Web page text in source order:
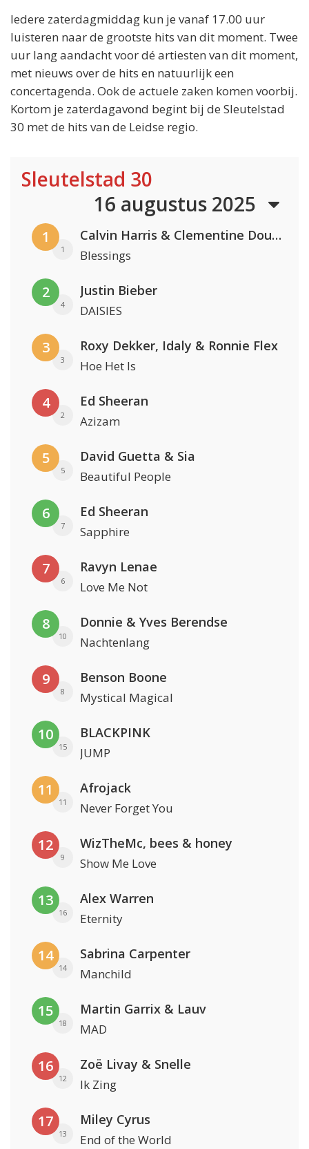
Iedere zaterdagmiddag kun je vanaf 17.00 uur
luisteren naar de grootste hits van dit moment. Twee
uur lang aandacht voor dé artiesten van dit moment,
met nieuws over de hits en natuurlijk een
concertagenda. Ook de actuele zaken komen voorbij.
Kortom je zaterdagavond begint bij de Sleutelstad
30 met de hits van de Leidse regio.
Sleutelstad 30
16 augustus 2025
1
1
Calvin Harris & Clementine Douglas
Blessings
2
4
Justin Bieber
DAISIES
3
3
Roxy Dekker, Idaly & Ronnie Flex
Hoe Het Is
4
2
Ed Sheeran
Azizam
5
5
David Guetta & Sia
Beautiful People
6
7
Ed Sheeran
Sapphire
7
6
Ravyn Lenae
Love Me Not
8
10
Donnie & Yves Berendse
Nachtenlang
9
8
Benson Boone
Mystical Magical
10
15
BLACKPINK
JUMP
11
11
Afrojack
Never Forget You
12
9
WizTheMc, bees & honey
Show Me Love
13
16
Alex Warren
Eternity
14
14
Sabrina Carpenter
Manchild
15
18
Martin Garrix & Lauv
MAD
16
12
Zoë Livay & Snelle
Ik Zing
17
13
Miley Cyrus
End of the World